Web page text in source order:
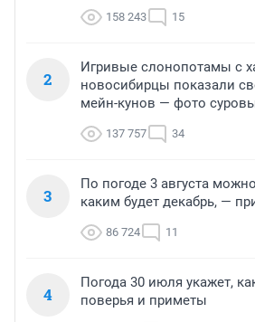
158 243 15
2
Игривые слонопотамы с
новосибирцы показали
мейн-кунов — фото
137 757 34
3
По погоде 3 августа
каким будет декабрь, —
86 724 11
4
Погода 30 июля укажет,
поверья и приметы